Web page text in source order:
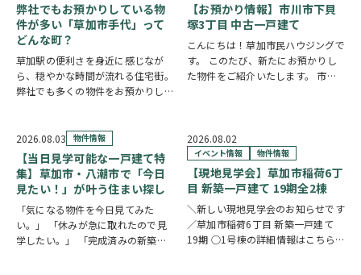
弊社でもお預かりしている物
件が多い「草加市手代」って
どんな町？
草加駅の便利さを身近に感じなが
ら、穏やかな時間が流れる住宅街。
弊社でも多くの物件をお預かりして
10分圏内の便利な立地 手代は東武
スカイツリーライン「草加駅」が生
活圏です。北千…
【お預かり情報】市川市下貝
塚3丁目 中古一戸建て
こんにちは！草加市民ハウジングで
す。 このたび、新たにお預かりし
た物件をご紹介いたします。 市川
https://www.century21soka.com/st/
2026.08.03 物件情報
【当日見学可能な一戸建て特
集】草加市・八潮市で「今日
見たい！」が叶う住まい探し
「気になる物件を今日見てみた
い。」 「休みが急に取れたので見
学したい。」 「完成済みの新築を
2026.08.02
イベント情報 物件情報
【現地見学会】草加市稲荷6丁
目 新築一戸建て 19期全2棟
＼新しい現地見学会のお知らせです
／草加市稲荷6丁目 新築一戸建て
19期 ○1号棟の詳細情報はこちら